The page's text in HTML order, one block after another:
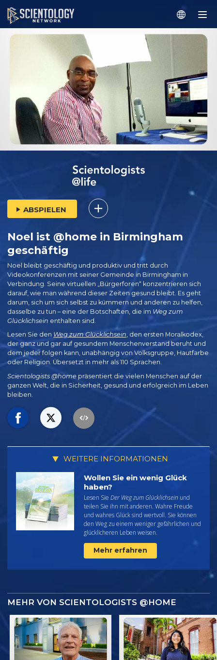
ABSPIELEN
Noel ist @home in Birmingham
geschäftig
Noel bleibt geschäftig und produktiv und tritt durch
Videokonferenzen mit seiner Gemeinde in Birmingham in
Verbindung. Seine virtuellen „Bürgerforen“ konzentrieren sich
darauf, wie man während dieser Zeiten gesund bleibt. Es geht
darum, sich um sich selbst zu kümmern und anderen zu helfen,
dasselbe zu tun – eine der Botschaften, die im Weg zum
Glücklichsein enthalten sind.
Lesen Sie den Weg zum Glücklichsein, den ersten Moralkodex,
der ganz und gar auf gesundem Menschenverstand beruht und
dem jeder folgen kann, unabhängig von Volksgruppe, Hautfarbe
oder Religion. Übersetzt in mehr als 110 Sprachen.
Scientologists @home präsentiert die vielen Menschen auf der
ganzen Welt, die in Sicherheit, gesund und erfolgreich im Leben
bleiben.
WEITERE INFORMATIONEN
Wollen Sie ein wenig Glück
haben?
Lesen Sie Der Weg zum Glücklichsein und
teilen Sie ihn mit anderen. Wahre Freude
und wahres Glück sind wertvoll. Sie können
den Weg zu einem weniger gefährlichen und
glücklicheren Leben weisen.
Mehr erfahren
MEHR VON SCIENTOLOGISTS @HOME